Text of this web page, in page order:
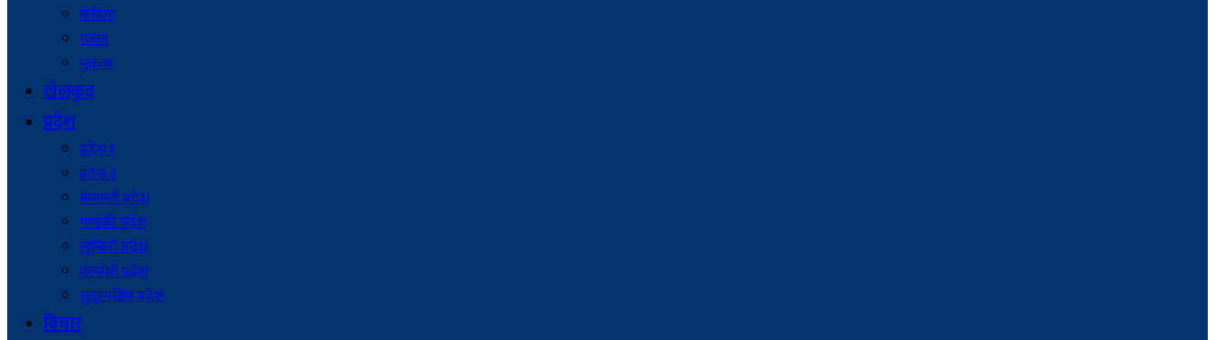
कविता
गजल
मुक्तक
खेलकुद
प्रदेश
प्रदेश १
प्रदेश २
बागमती प्रदेश
गण्डकी प्रदेश
लुम्बिनी प्रदेश
कर्णाली प्रदेश
सुदूरपश्चिम प्रदेश
बिचार